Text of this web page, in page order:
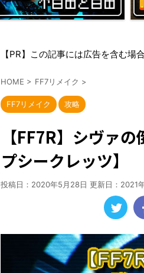
【PR】この記事には広告を含む場
HOME > FF7リメイク >
FF7リメイク 攻略
【FF7R】シヴァ
プシークレッツ】
投稿日：2020年5月28日 更新日： 2021